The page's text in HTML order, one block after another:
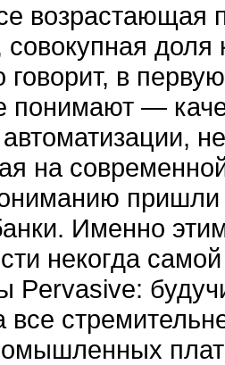
возрастающая
доля
в
понимают —
на
пришли
Именно
некогда
Pervasive:
все